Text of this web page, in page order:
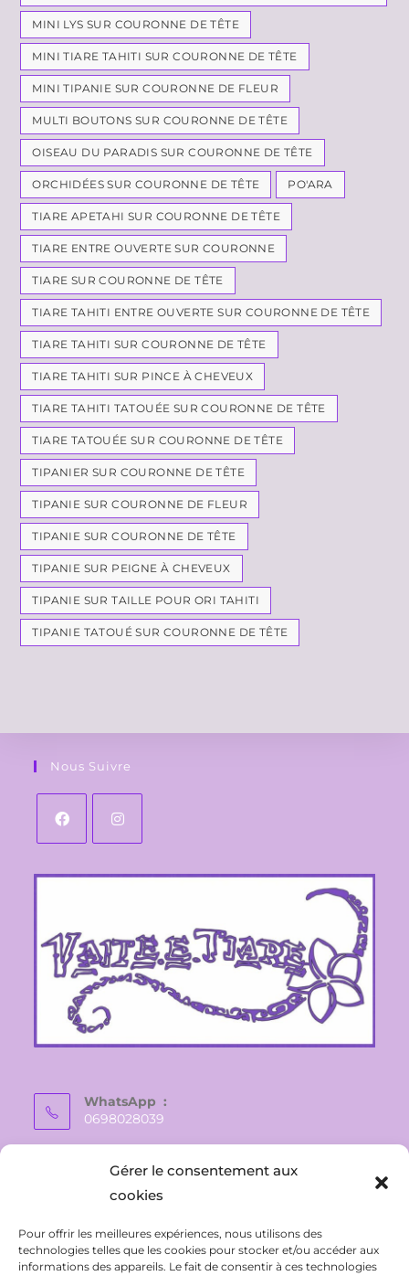
Gérer le consentement aux
cookies
Pour offrir les meilleures expériences, nous utilisons des
technologies telles que les cookies pour stocker et/ou accéder aux
informations des appareils. Le fait de consentir à ces technologies
MINI LYS SUR COURONNE DE TÊTE
MINI TIARE TAHITI SUR COURONNE DE TÊTE
MINI TIPANIE SUR COURONNE DE FLEUR
MULTI BOUTONS SUR COURONNE DE TÊTE
OISEAU DU PARADIS SUR COURONNE DE TÊTE
ORCHIDÉES SUR COURONNE DE TÊTE PO'ARA
TIARE APETAHI SUR COURONNE DE TÊTE
TIARE ENTRE OUVERTE SUR COURONNE
TIARE SUR COURONNE DE TÊTE
TIARE TAHITI ENTRE OUVERTE SUR COURONNE DE TÊTE
TIARE TAHITI SUR COURONNE DE TÊTE
TIARE TAHITI SUR PINCE À CHEVEUX
TIARE TAHITI TATOUÉE SUR COURONNE DE TÊTE
TIARE TATOUÉE SUR COURONNE DE TÊTE
TIPANIER SUR COURONNE DE TÊTE
TIPANIE SUR COURONNE DE FLEUR
TIPANIE SUR COURONNE DE TÊTE
TIPANIE SUR PEIGNE À CHEVEUX
TIPANIE SUR TAILLE POUR ORI TAHITI
TIPANIE TATOUÉ SUR COURONNE DE TÊTE
Nous Suivre
WhatsApp :
0698028039
vaite.e.tiare@gmail.com